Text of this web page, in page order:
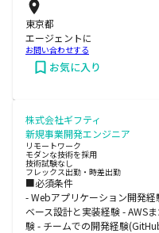
東京都
エージェントに
お問い合わせする
お気に入り
株式会社ギフティ
新規事業開発エンジニア
リモートワーク
モダンな技術を採用
技術試験なし
フレックス出勤・時差出勤
■必須条件
- Webアプリケーション開発
ベース設計と実装経験 - AWS
験 - チームでの開発経験